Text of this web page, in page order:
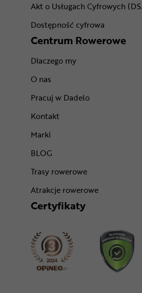
Akt o Usługach Cyfrowych
Dostępność cyfrowa
Centrum Rowerowe
Dlaczego my
O nas
Pracuj w Dadelo
Kontakt
Marki
BLOG
Trasy rowerowe
Atrakcje rowerowe
Certyfikaty